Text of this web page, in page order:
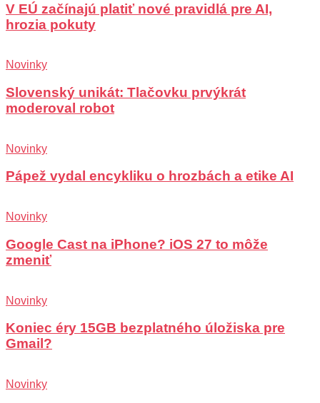
V EÚ začínajú platiť nové pravidlá pre AI,
hrozia pokuty
Novinky
Slovenský unikát: Tlačovku prvýkrát
moderoval robot
Novinky
Pápež vydal encykliku o hrozbách a etike AI
Novinky
Google Cast na iPhone? iOS 27 to môže
zmeniť
Novinky
Koniec éry 15GB bezplatného úložiska pre
Gmail?
Novinky